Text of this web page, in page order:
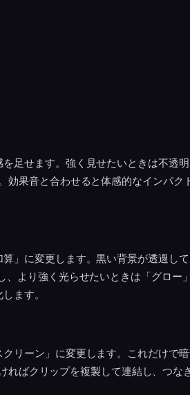
足せます。強く見せたいときは不透
果音と合わせると体感的なインパク
」に変更します。黒い背景が透過し
より強く光らせたいときは「グロー
ます。
リーン」に変更します。これだけで
ればクリップを複製して連結し、つな